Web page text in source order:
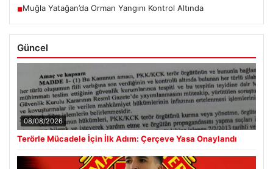
■Muğla Yatağan’da Orman Yangını Kontrol Altında
Güncel
08/08/2026
Terörle Mücadele İçin İlk Adım: Çerçeve Yasa Onaylandı